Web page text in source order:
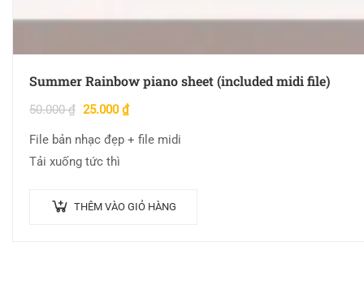
Summer Rainbow piano sheet (included midi file)
50.000₫ 25.000₫
File bản nhạc đẹp + file midi
Tải xuống tức thì
THÊM VÀO GIỎ HÀNG